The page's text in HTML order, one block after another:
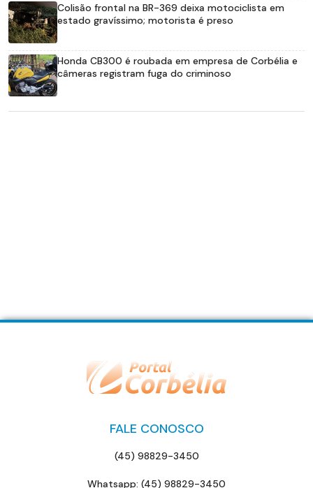
Colisão frontal na BR-369 deixa motociclista em
estado gravíssimo; motorista é preso
Honda CB300 é roubada em empresa de Corbélia e
câmeras registram fuga do criminoso
FALE CONOSCO
(45) 98829-3450
Whatsapp: (45) 98829-3450